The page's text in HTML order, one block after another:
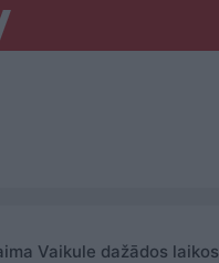
Vaikule dažādos laikos